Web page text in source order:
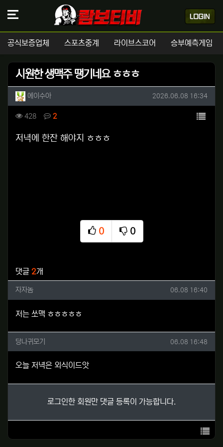
공식보증업체 스포츠중계 라이브스코어 승부예측게임
시원한 생맥주 땡기네요 ㅎㅎㅎ
작성자 정보
에이수아작성 작성일
2026.06.08 16:34
컨텐츠 정보
428조회 2댓글 목록
본문
저녁에 한잔 해야지 ㅎㅎㅎ
0
추천
0
비추천
댓글 2개
자자놈님의 댓글
자자놈 작성일
06.08 16:40
저는 쏘맥 ㅎㅎㅎㅎㅎ
당나귀모기님의 댓글
당나귀모기 작성일
06.08 16:48
오늘 저녁은 외식이드앗
로그인한 회원만 댓글 등록이 가능합니다.
목록